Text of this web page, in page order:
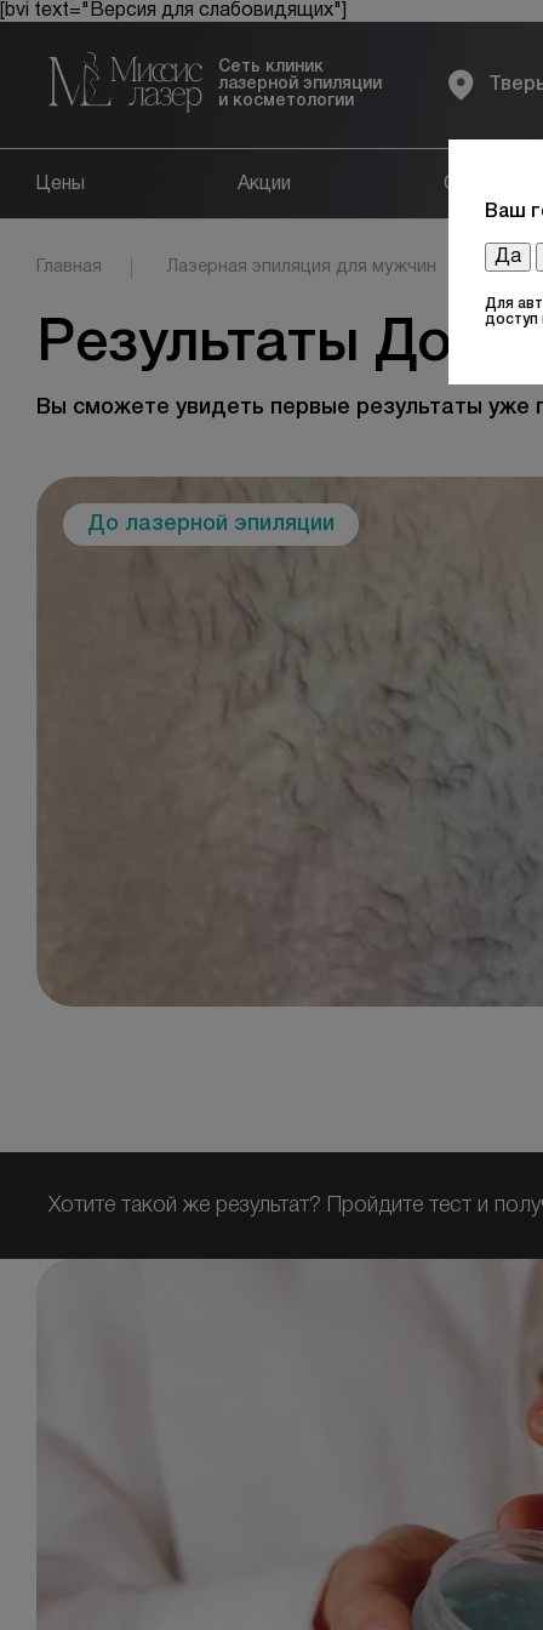
[bvi text="Версия для слабовидящих"]
Сеть клиник
лазерной эпиляции
и косметологии
Ваш
Да
Для
доступ
Цены Акции
Главная Лазерная эпиляция для мужчин
Результаты До и
Вы сможете увидеть первые результаты уже
До лазерной эпиляции
Хотите такой же результат? Пройдите тест и